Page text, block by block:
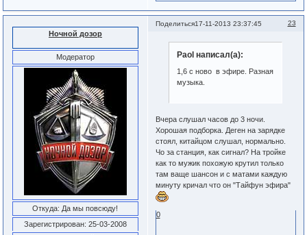
Поделиться 23
17-11-2013 23:37:45
Ночной дозор
Модератор
Откуда: Да мы повсюду!
Зарегистрирован: 25-03-2008
Paol написал(а):
1,6 с ново в эфире. Разная
музыка.
Вчера слушал часов до 3 ночи.
Хорошая подборка. Деген на зарядке
стоял, китайцом слушал, нормально.
Чо за станция, как сигнал? На тройке
как то мужик похожую крутил только
там ваще шансон и с матами каждую
минуту кричал что он "Тайфун эфира"
0